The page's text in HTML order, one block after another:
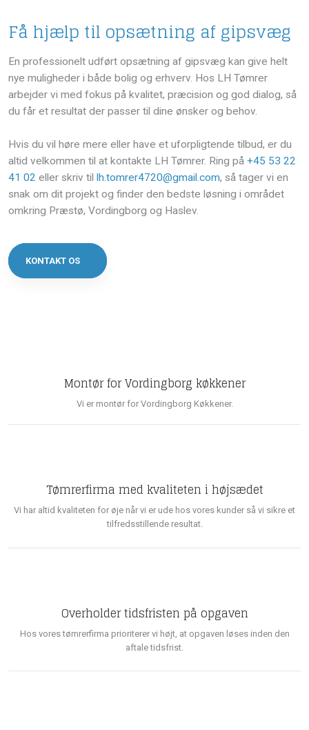
Få hjælp til opsætning af gipsvæg
En professionelt udført opsætning af gipsvæg kan give helt
nye muligheder i både bolig og erhverv. Hos LH Tømrer
arbejder vi med fokus på kvalitet, præcision og god dialog, så
du får et resultat der passer til dine ønsker og behov.
Hvis du vil høre mere eller have et uforpligtende tilbud, er du
altid velkommen til at kontakte LH Tømrer. Ring på +45 53 22
41 02 eller skriv til lh.tomrer4720@gmail.com, så tager vi en
snak om dit projekt og finder den bedste løsning i området
omkring Præstø, Vordingborg og Haslev.​
KONTAKT OS
Montør for Vordingborg køkkener
Vi er montør for Vordingborg Køkkener.
Tømrerfirma med kvaliteten i højsædet
Vi har altid kvaliteten for øje når vi er ude hos vores kunder så vi sikre et
tilfredsstillende resultat.
Overholder tidsfristen på opgaven
Hos vores tømrerfirma prioriterer vi højt, at opgaven løses inden den
aftale tidsfrist.